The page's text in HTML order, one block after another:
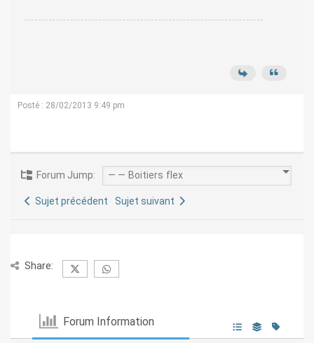
Posté : 28/02/2013 9:49 pm
Forum Jump:
Sujet précédent Sujet suivant
Share:
Forum Information